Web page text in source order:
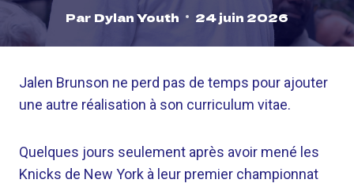
Par Dylan Youth 24 juin 2026
Jalen Brunson ne perd pas de temps pour ajouter
une autre réalisation à son curriculum vitae.
Quelques jours seulement après avoir mené les
Knicks de New York à leur premier championnat